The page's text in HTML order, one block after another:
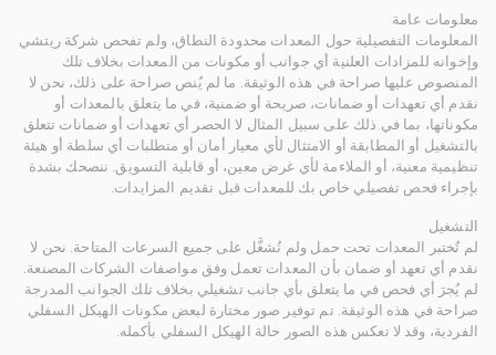
معلومات عامة
المعلومات التفصيلية حول المعدات محدودة النطاق، ولم تفحص شركة ريتشي
وإخوانه للمزادات العلنية أي جوانب أو مكونات من المعدات بخلاف تلك
المنصوص عليها صراحة في هذه الوثيقة. ما لم يُنص صراحة على ذلك، نحن لا
نقدم أي تعهدات أو ضمانات، صريحة أو ضمنية، في ما يتعلق بالمعدات أو
مكوناتها، بما في ذلك على سبيل المثال لا الحصر أي تعهدات أو ضمانات تتعلق
بالتشغيل أو المطابقة أو الامتثال لأي معيار أمان أو متطلبات أي سلطة أو هيئة
تنظيمية معنية، أو الملاءمة لأي غرض معين، أو قابلية التسويق. ننصحك بشدة
بإجراء فحص تفصيلي خاص بك للمعدات قبل تقديم المزايدات.
التشغيل
لم تُختبر المعدات تحت حمل ولم تُشغَّل على جميع السرعات المتاحة. نحن لا
نقدم أي تعهد أو ضمان بأن المعدات تعمل وفق مواصفات الشركات المصنعة.
لم يُجرَ أي فحص في ما يتعلق بأي جانب تشغيلي بخلاف تلك الجوانب المدرجة
صراحة في هذه الوثيقة. تم توفير صور مختارة لبعض مكونات الهيكل السفلي
الفردية، وقد لا تعكس هذه الصور حالة الهيكل السفلي بأكمله.